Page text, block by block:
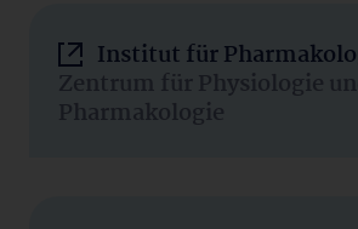
Institut für
Zentrum für Physiologie
Pharmakologie